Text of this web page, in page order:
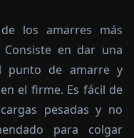
los amarres más
en dar una
punto de amarre y
el firme. Es fácil de
pesadas y no
para colgar